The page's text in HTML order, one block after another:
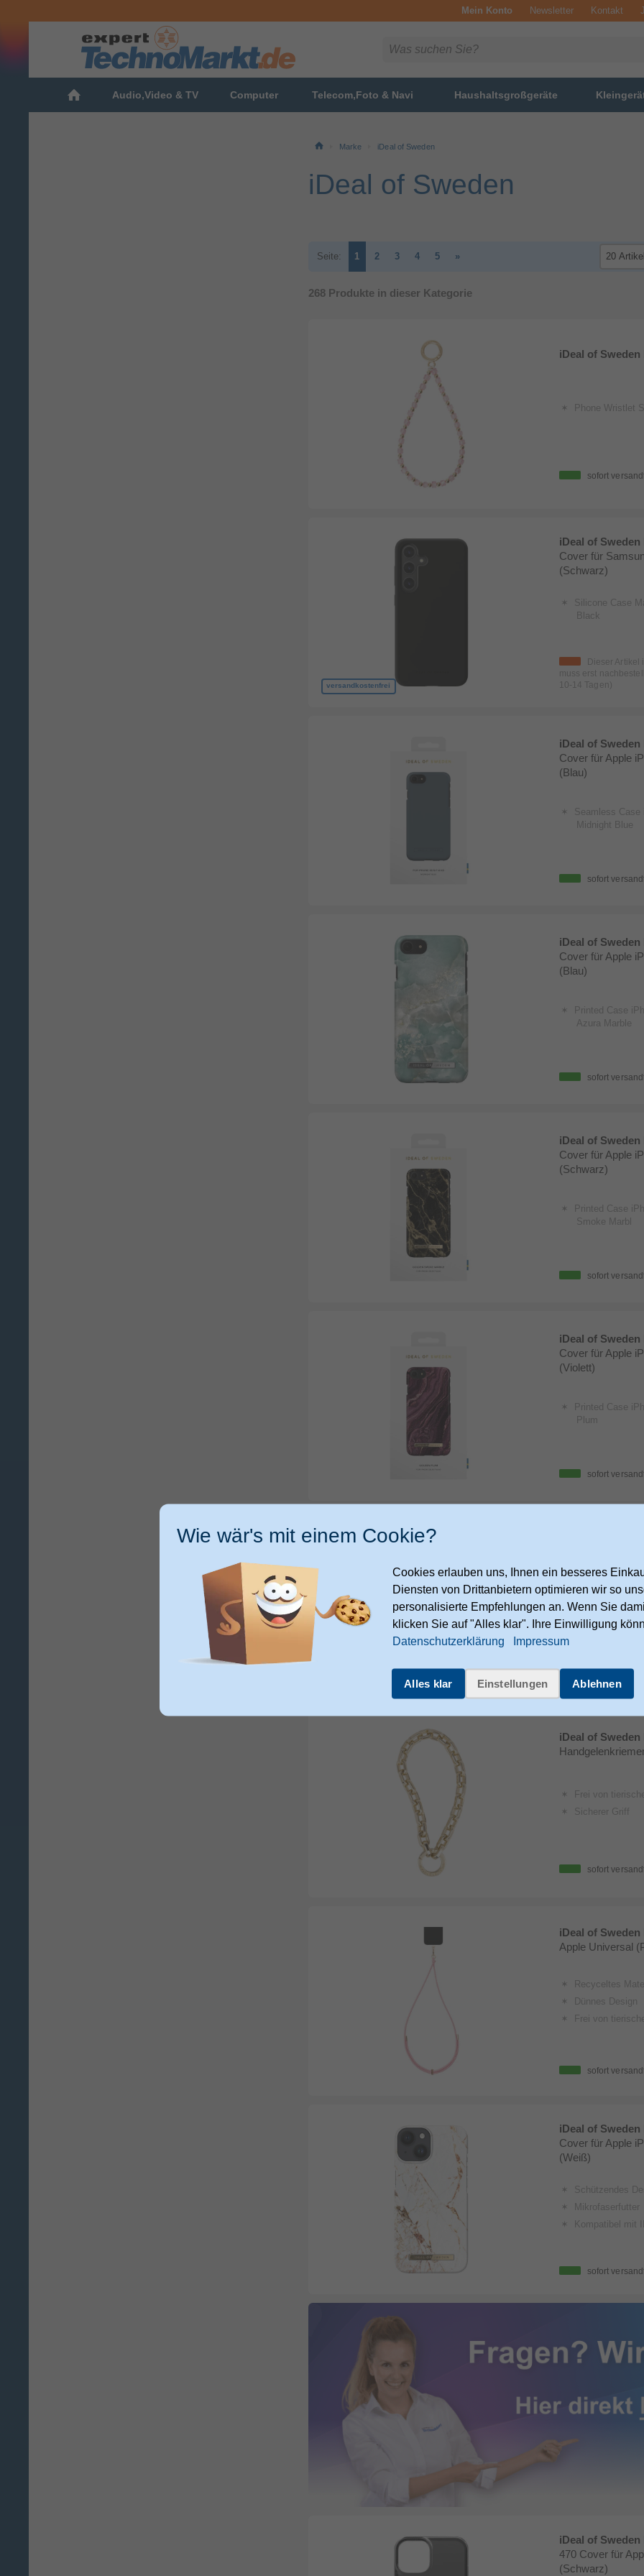
Mein Konto Newsletter Kontakt
Audio,Video & TV Computer Telecom,Foto & Navi Haushaltsgroßgeräte
Marke iDeal of Sweden
iDeal of Sweden
Seite: 1 2 3 4 5 »
268Produkte in dieser Kategorie
iDeal of Sweden
Phone Wristlet
sofort
versandkostenfrei
iDeal of Sweden
Cover für
(Schwarz)
Silicone Case
Black
Dieser Artikel
muss erst
10-14 Tagen)
iDeal of Sweden
Cover für Apple
(Blau)
Seamless Case
Midnight Blue
sofort
iDeal of Sweden
Cover für Apple
(Blau)
Printed Case
Azura Marble
sofort
iDeal of Sweden
Cover für Apple
(Schwarz)
Printed Case
Smoke Marbl
sofort
iDeal of Sweden
Cover für Apple
(Violett)
Printed Case
Plum
sofort
iDeal of Sweden
Frei von
Sicherer Griff
sofort
iDeal of Sweden
Apple Universal
Recyceltes
Dünnes Design
Frei von
sofort
iDeal of Sweden
Cover für Apple
(Weiß)
Schützendes Design mit erhöhten
Mikrofaserfutter
Kompatibel mit
sofort
iDeal of Sweden
470 Cover für
(Schwarz)
Wie wär's mit einem Cookie?
Cookies erlauben uns, Ihnen ein besseres
Diensten von Drittanbietern optimieren wir so
personalisierte Empfehlungen an. Wenn Sie
klicken Sie auf "Alles klar". Ihre Einwilligung
Datenschutzerklärung
Impressum
Alles klar Einstellungen Ablehnen